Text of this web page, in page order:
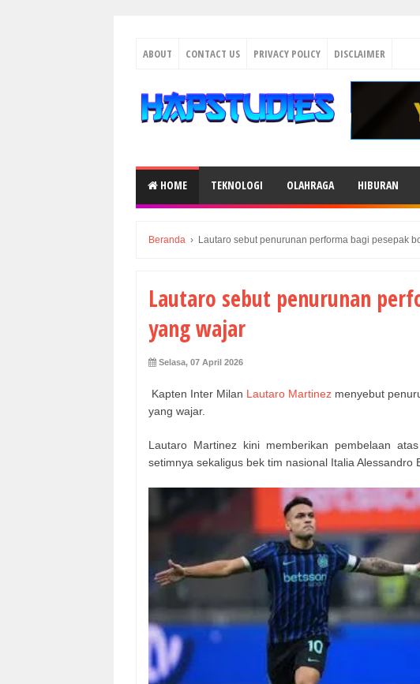
ABOUT CONTACT US PRIVACY POLICY DISCLAIMER
HOME TEKNOLOGI OLAHRAGA HIBURAN
Beranda › Lautaro sebut penurunan performa bagi pesepak
Lautaro sebut penurunan
yang wajar
Selasa, 07 April 2026
Kapten Inter Milan Lautaro Martinez menyebut
yang wajar.
Lautaro Martinez kini memberikan pembelaan
setimnya sekaligus bek tim nasional Italia Alessandro